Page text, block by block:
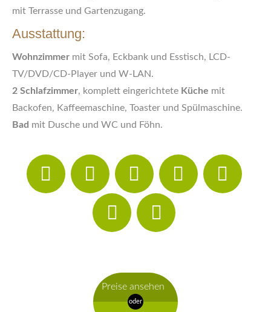
mit Terrasse und Gartenzugang.
Ausstattung:
Wohnzimmer mit Sofa, Eckbank und Esstisch, LCD-
TV/DVD/CD-Player und W-LAN.
2 Schlafzimmer, komplett eingerichtete Küche mit
Backofen, Kaffeemaschine, Toaster und Spülmaschine.
Bad mit Dusche und WC und Föhn.
Preise ansehen
oder